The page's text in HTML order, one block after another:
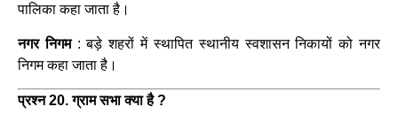
पालिका कहा जाता है।
नगर निगम: बड़े शहरों में स्थापित स्थानीय स्वशासन निकायों को नगर
निगम कहा जाता है।
प्रश्न 20. ग्राम सभा क्या है ?